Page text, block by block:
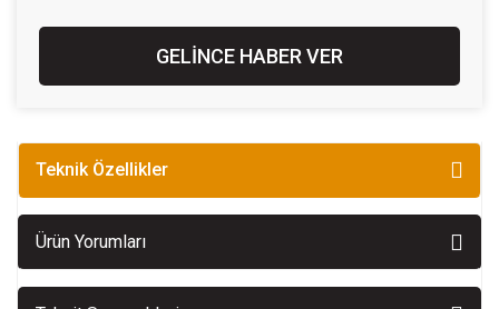
GELİNCE HABER VER
Teknik Özellikler
Ürün Yorumları